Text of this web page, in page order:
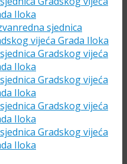
Iloka
sjednica
vijeća Grada Iloka
Gradskog vijeća
Iloka
Gradskog vijeća
Iloka
Gradskog vijeća
Iloka
Gradskog vijeća
Iloka